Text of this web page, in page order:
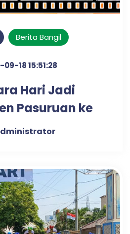
Berita Bangil
09-18 15:51:28
Hari Jadi
Pasuruan ke
tahun 2023